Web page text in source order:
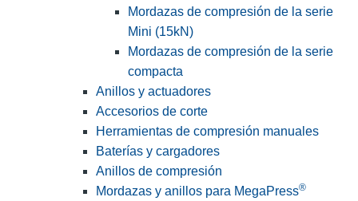
Mordazas de compresión de la serie
Mini (15kN)
Mordazas de compresión de la serie
compacta
Anillos y actuadores
Accesorios de corte
Herramientas de compresión manuales
Baterías y cargadores
Anillos de compresión
Mordazas y anillos para MegaPress®